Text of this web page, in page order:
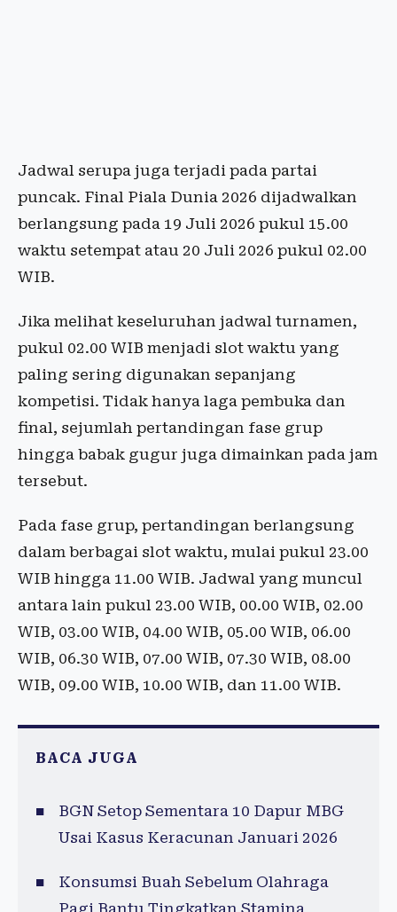
Jadwal serupa juga terjadi pada partai
puncak. Final Piala Dunia 2026 dijadwalkan
berlangsung pada 19 Juli 2026 pukul 15.00
waktu setempat atau 20 Juli 2026 pukul 02.00
WIB.
Jika melihat keseluruhan jadwal turnamen,
pukul 02.00 WIB menjadi slot waktu yang
paling sering digunakan sepanjang
kompetisi. Tidak hanya laga pembuka dan
final, sejumlah pertandingan fase grup
hingga babak gugur juga dimainkan pada jam
tersebut.
Pada fase grup, pertandingan berlangsung
dalam berbagai slot waktu, mulai pukul 23.00
WIB hingga 11.00 WIB. Jadwal yang muncul
antara lain pukul 23.00 WIB, 00.00 WIB, 02.00
WIB, 03.00 WIB, 04.00 WIB, 05.00 WIB, 06.00
WIB, 06.30 WIB, 07.00 WIB, 07.30 WIB, 08.00
WIB, 09.00 WIB, 10.00 WIB, dan 11.00 WIB.
BACA JUGA
BGN Setop Sementara 10 Dapur MBG
Usai Kasus Keracunan Januari 2026
Konsumsi Buah Sebelum Olahraga